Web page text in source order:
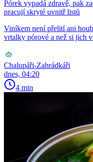
Pórek vypadá zdravě, pak
pracují skryté uvnitř listů
Viníkem není přelití ani
vrtalky pórové a než si jich
Chalupáři-Zahrádkáři
dnes, 04:20
4 min